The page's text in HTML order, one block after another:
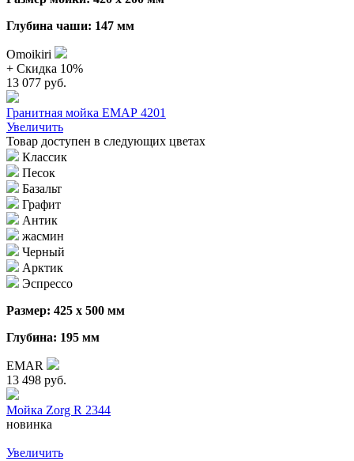
Глубина чаши: 147 мм
Omoikiri
+ Cкидка 10%
13 077 руб.
Гранитная мойка ЕМАР 4201
Увеличить
Товар доступен в следующих цветах
Классик
Песок
Базальт
Графит
Антик
жасмин
Черный
Арктик
Эспрессо
Размер: 425 х 500 мм
Глубина: 195 мм
EMAR
13 498 руб.
Мойка Zorg R 2344
новинка
Увеличить